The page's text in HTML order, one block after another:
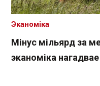
Мінус мільярд за
эканоміка
Эканоміка